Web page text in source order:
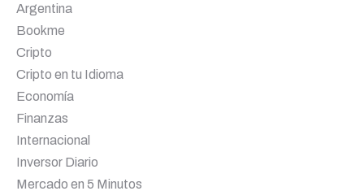
Argentina
Bookme
Cripto
Cripto en tu Idioma
Economía
Finanzas
Internacional
Inversor Diario
Mercado en 5 Minutos